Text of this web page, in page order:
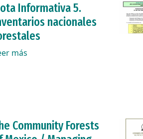
Informativa 5.
nacionales
más
Community Forests